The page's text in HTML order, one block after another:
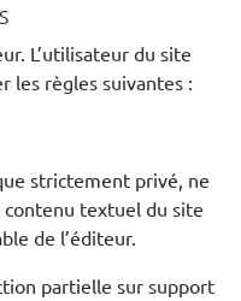
L’utilisateur du site
les règles suivantes :
strictement privé, ne
textuel du site
de l’éditeur.
partielle sur support